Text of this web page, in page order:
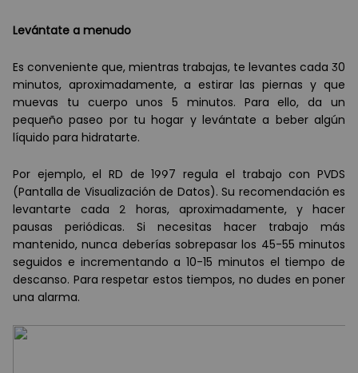
Levántate a menudo
Es conveniente que, mientras trabajas, te levantes cada 30
minutos, aproximadamente, a estirar las piernas y que
muevas tu cuerpo unos 5 minutos. Para ello, da un
pequeño paseo por tu hogar y levántate a beber algún
líquido para hidratarte.
Por ejemplo, el RD de 1997 regula el trabajo con PVDS
(Pantalla de Visualización de Datos). Su recomendación es
levantarte cada 2 horas, aproximadamente, y hacer
pausas periódicas. Si necesitas hacer trabajo más
mantenido, nunca deberías sobrepasar los 45-55 minutos
seguidos e incrementando a 10-15 minutos el tiempo de
descanso. Para respetar estos tiempos, no dudes en poner
una alarma.